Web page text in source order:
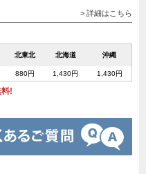
> 詳細はこちら
北東北 北海道 沖縄
880円 1,430円 1,430円
!